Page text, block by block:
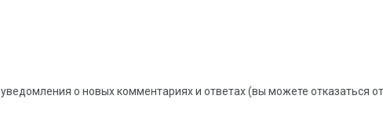
о новых комментариях и ответах (вы можете отказаться